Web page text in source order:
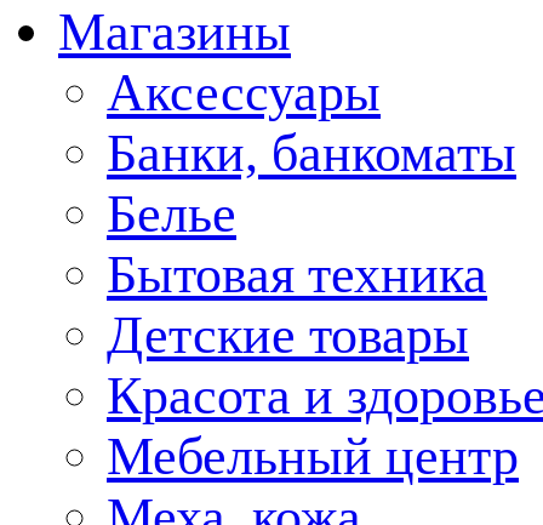
Магазины
Аксессуары
Банки, банкоматы
Белье
Бытовая техника
Детские товары
Красота и
Мебельный центр